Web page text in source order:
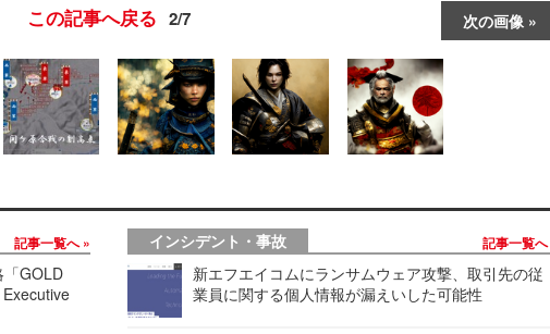
次の画像
この記事へ戻る 2/7
記事一覧へ
GOLD
インシデント・事故 記事一覧へ
新エフエイコムにランサムウェア攻撃、取引先の従
業員に関する個人情報が漏えいした可能性